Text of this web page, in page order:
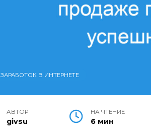
ЗАРАБОТОК В ИНТЕРНЕТЕ
АВТОР
givsu
НА ЧТЕНИЕ
6 мин